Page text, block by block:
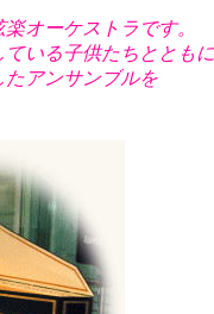
オーケストラです。
いる子供たちととも
アンサンブルを